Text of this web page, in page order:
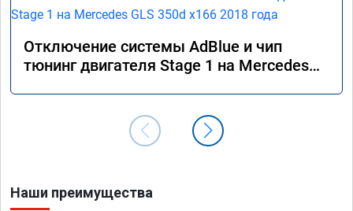
Отключение системы AdBlue и чип
тюнинг двигателя Stage 1 на Mercedes
Наши преимущества